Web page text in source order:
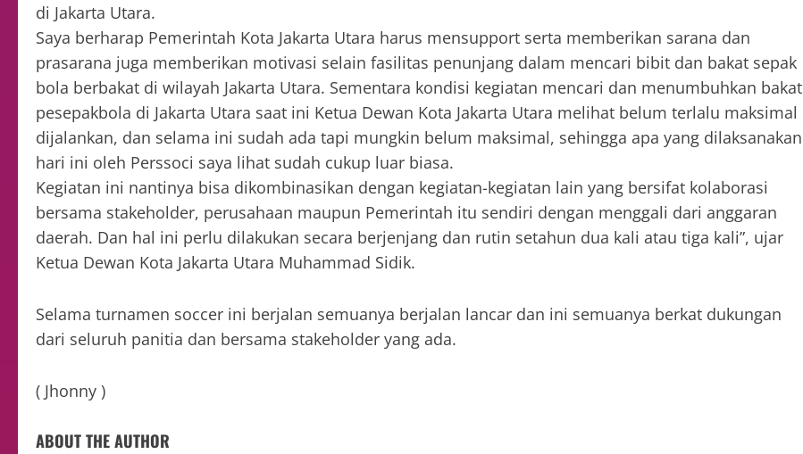
di Jakarta Utara.
Saya berharap Pemerintah Kota Jakarta Utara harus mensupport serta memberikan sarana dan
prasarana juga memberikan motivasi selain fasilitas penunjang dalam mencari bibit dan bakat sepak
bola berbakat di wilayah Jakarta Utara. Sementara kondisi kegiatan mencari dan menumbuhkan bakat
pesepakbola di Jakarta Utara saat ini Ketua Dewan Kota Jakarta Utara melihat belum terlalu maksimal
dijalankan, dan selama ini sudah ada tapi mungkin belum maksimal, sehingga apa yang dilaksanakan
hari ini oleh Perssoci saya lihat sudah cukup luar biasa.
Kegiatan ini nantinya bisa dikombinasikan dengan kegiatan-kegiatan lain yang bersifat kolaborasi
bersama stakeholder, perusahaan maupun Pemerintah itu sendiri dengan menggali dari anggaran
daerah. Dan hal ini perlu dilakukan secara berjenjang dan rutin setahun dua kali atau tiga kali”, ujar
Ketua Dewan Kota Jakarta Utara Muhammad Sidik.
Selama turnamen soccer ini berjalan semuanya berjalan lancar dan ini semuanya berkat dukungan
dari seluruh panitia dan bersama stakeholder yang ada.
( Jhonny )
ABOUT THE AUTHOR